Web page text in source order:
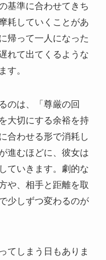
基準に合わせてきち
耗していくことがあ
帰って一人になった
れて出てくるような
す。
のは、「尊厳の回
大切にする余裕を持
合わせる形で消耗し
進むほどに、彼女は
ていきます。劇的な
や、相手と距離を取
少しずつ変わるのが
てしまう日もありま